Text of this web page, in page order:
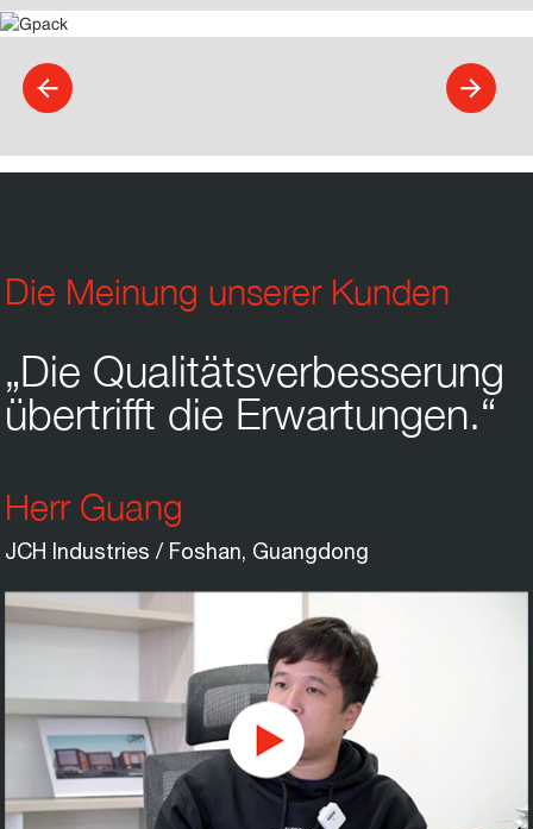
Die Meinung unserer Kunden
„Die Qualitätsverbesserung
übertrifft die Erwartungen.“
Herr Guang
JCH Industries / Foshan, Guangdong